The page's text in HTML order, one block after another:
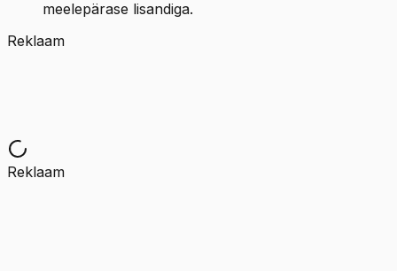
meelepärase lisandiga.
Reklaam
Reklaam